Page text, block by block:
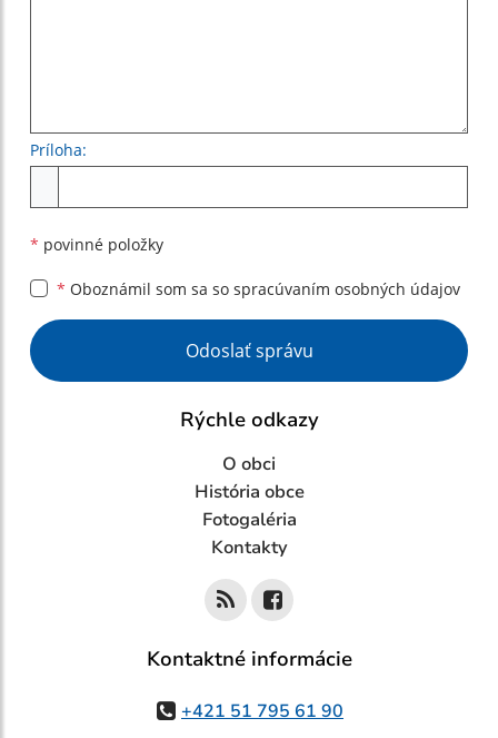
Príloha:
* povinné položky
* Oboznámil som sa so spracúvaním osobných údajov
Google reCaptcha Response
Odoslať správu
Rýchle odkazy
O obci
História obce
Fotogaléria
Kontakty
Kontaktné informácie
+421 51 795 61 90